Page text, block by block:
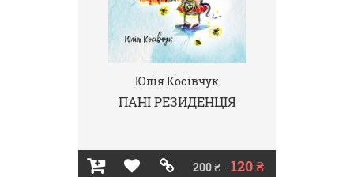
Юлія Косівчук
ПАНІ РЕЗИДЕНЦІЯ
200 ₴ 120 ₴